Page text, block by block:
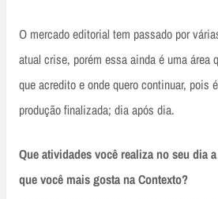
O mercado editorial tem passado por
atual crise, porém essa ainda é uma área
que acredito e onde quero continuar, pois
produção finalizada; dia após dia.
Que atividades você realiza no seu dia
que você mais gosta na Contexto?